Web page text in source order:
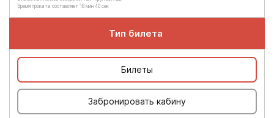
Время проката составляет 18 мин 40 сек
Тип билета
Билеты
Забронировать кабину